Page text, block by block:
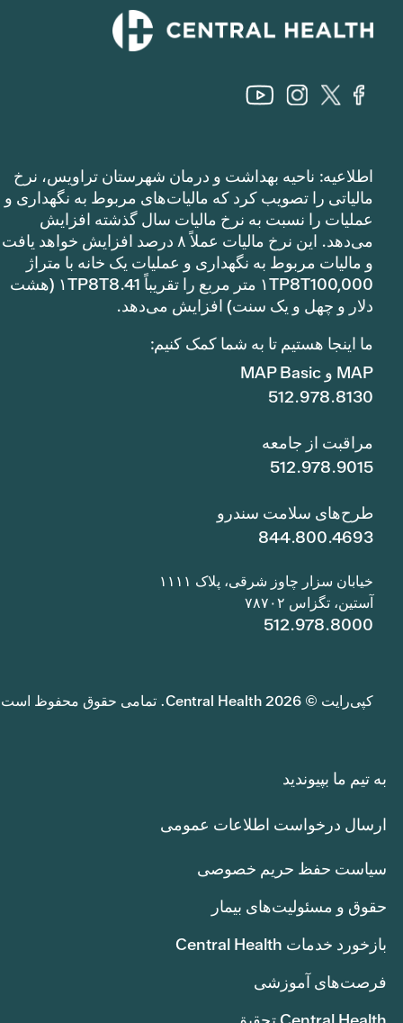
اطلاعیه: ناحیه بهداشت و درمان شهرستان تراویس، نرخ
مالیاتی را تصویب کرد که مالیات‌های مربوط به نگهداری و
عملیات را نسبت به نرخ مالیات سال گذشته افزایش
می‌دهد. این نرخ مالیات عملاً ۸ درصد افزایش خواهد یافت
و مالیات مربوط به نگهداری و عملیات یک خانه با متراژ
۱TP8T100,000 متر مربع را تقریباً ۱TP8T8.41 (هشت
دلار و چهل و یک سنت) افزایش می‌دهد.
ما اینجا هستیم تا به شما کمک کنیم:
MAP و MAP Basic
512.978.8130
مراقبت از جامعه
512.978.9015
طرح‌های سلامت سندرو
844.800.4693
خیابان سزار چاوز شرقی، پلاک ۱۱۱۱
آستین، تگزاس ۷۸۷۰۲
512.978.8000
کپی‌رایت © 2026 Central Health. تمامی حقوق محفوظ است.
به تیم ما بپیوندید
ارسال درخواست اطلاعات عمومی
سیاست حفظ حریم خصوصی
حقوق و مسئولیت‌های بیمار
بازخورد خدمات Central Health
فرصت‌های آموزشی